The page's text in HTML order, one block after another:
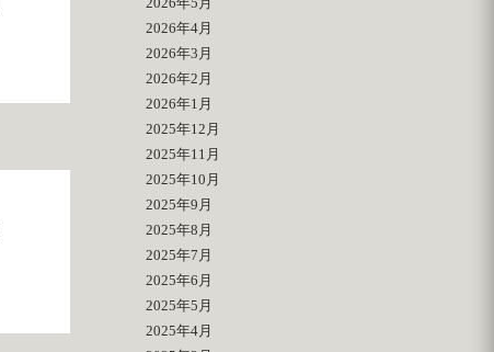
2026年4月
2026年3月
2026年2月
2026年1月
2025年12月
2025年11月
2025年10月
2025年9月
2025年8月
2025年7月
2025年6月
2025年5月
2025年4月